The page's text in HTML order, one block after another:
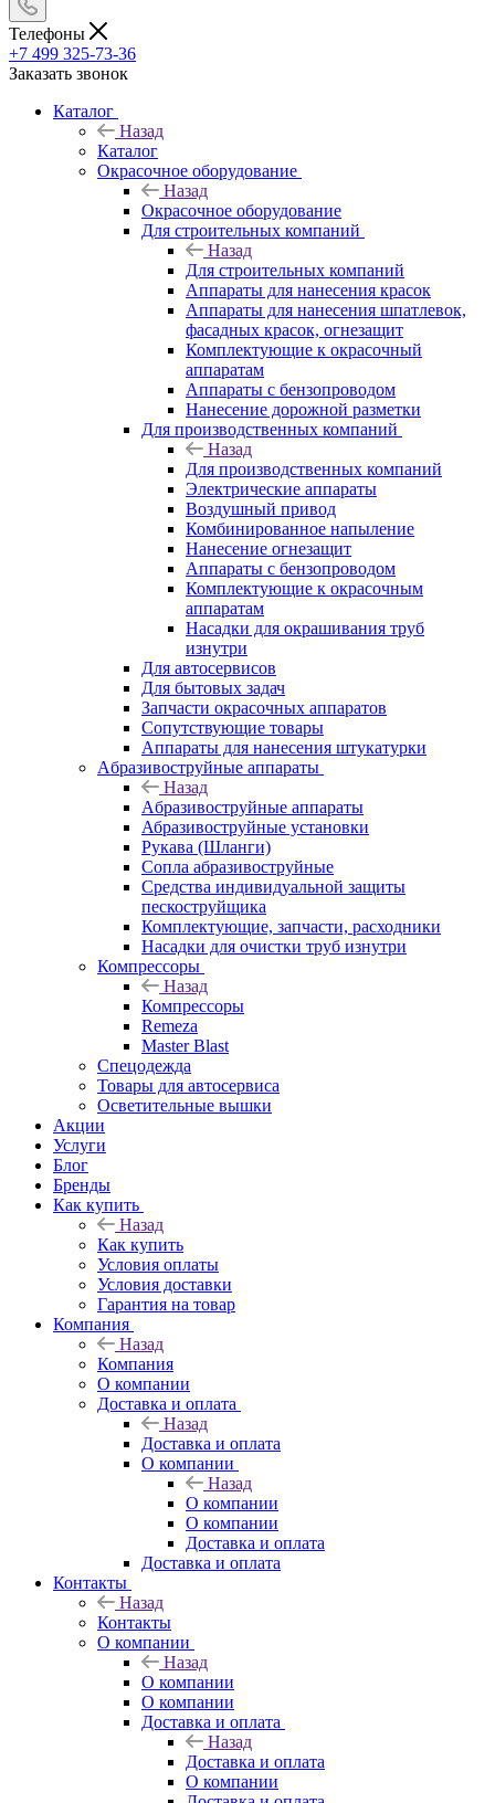
Телефоны
+7 499 325-73-36
Заказать звонок
Каталог
Назад
Каталог
Окрасочное оборудование
Назад
Окрасочное оборудование
Для строительных компаний
Назад
Для строительных компаний
Аппараты для нанесения красок
Аппараты для нанесения шпатлевок,
фасадных красок, огнезащит
Комплектующие к окрасочный
аппаратам
Аппараты с бензопроводом
Нанесение дорожной разметки
Для производственных компаний
Назад
Для производственных компаний
Электрические аппараты
Воздушный привод
Комбинированное напыление
Нанесение огнезащит
Аппараты с бензопроводом
Комплектующие к окрасочным
аппаратам
Насадки для окрашивания труб
изнутри
Для автосервисов
Для бытовых задач
Запчасти окрасочных аппаратов
Сопутствующие товары
Аппараты для нанесения штукатурки
Aбразивоструйные аппараты
Назад
Aбразивоструйные аппараты
Абразивоструйные установки
Рукава (Шланги)
Сопла абразивоструйные
Средства индивидуальной защиты
пескоструйщика
Комплектующие, запчасти, расходники
Насадки для очистки труб изнутри
Компрессоры
Назад
Компрессоры
Remeza
Master Blast
Спецодежда
Товары для автосервиса
Осветительные вышки
Акции
Услуги
Блог
Бренды
Как купить
Назад
Как купить
Условия оплаты
Условия доставки
Гарантия на товар
Компания
Назад
Компания
О компании
Доставка и оплата
Назад
Доставка и оплата
О компании
Назад
О компании
О компании
Доставка и оплата
Доставка и оплата
Контакты
Назад
Контакты
О компании
Назад
О компании
О компании
Доставка и оплата
Назад
Доставка и оплата
О компании